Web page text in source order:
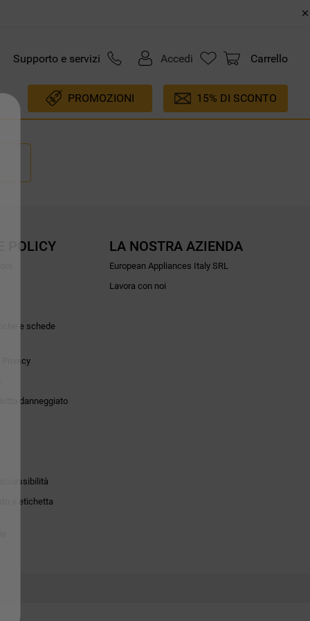
Supporto e servizi Accedi Carrello
PROMOZIONI 15% DI SCONTO
POLICY
e schede
Privacy
danneggiato
e etichetta
LA NOSTRA AZIENDA
European Appliances Italy SRL
Lavora con noi